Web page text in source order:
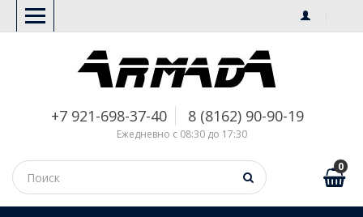
+7 921-698-37-40 8 (8162) 90-90-19
Ежедневно с 08:30 до 17:30
0